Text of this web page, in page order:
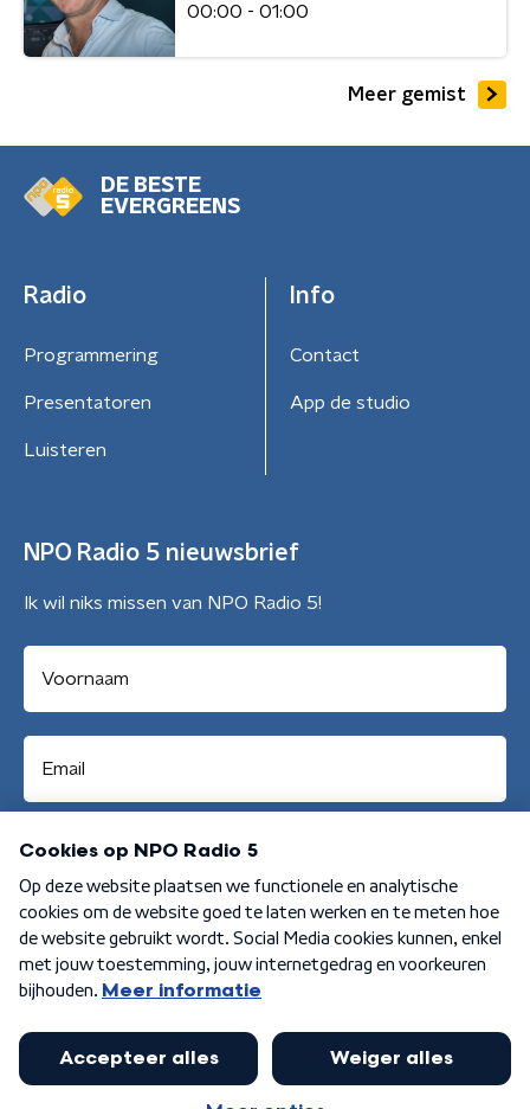
00:00 - 01:00
Meer gemist
DE BESTE
EVERGREENS
Radio
Programmering
Presentatoren
Luisteren
Info
Contact
App de studio
NPO Radio 5 nieuwsbrief
Ik wil niks missen van NPO Radio 5!
Aanmelden
Algemene voorwaarden